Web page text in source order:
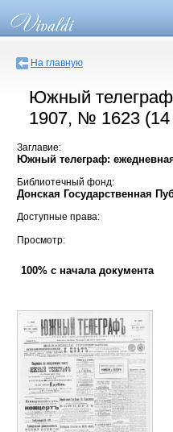
На главную
Южный
1907, № 1623
Заглавие:
Южный телеграф:
Библиотечный фонд:
Донская Государственная
Доступные права:
Просмотр:
100% с начала документа